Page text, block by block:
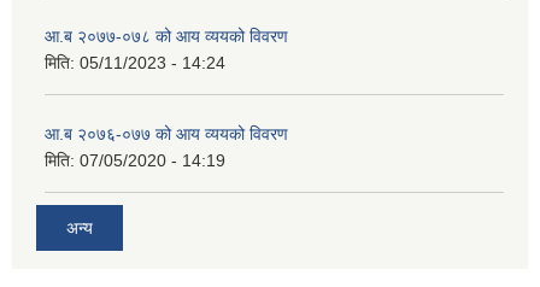
आ.ब २०७७-०७८ को आय व्ययको विवरण
मिति: 05/11/2023 - 14:24
आ.ब २०७६-०७७ को आय व्ययको विवरण
मिति: 07/05/2020 - 14:19
अन्य